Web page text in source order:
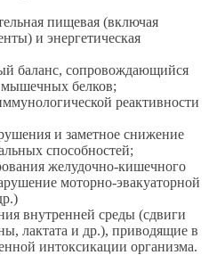
пищевая (включая
и энергетическая
баланс, сопровождающийся
белков;
реактивности
и заметное снижение
способностей;
желудочно-кишечного
моторно-эвакуаторной
внутренней среды (сдвиги
лактата и др.), приводящие в
интоксикации организма.